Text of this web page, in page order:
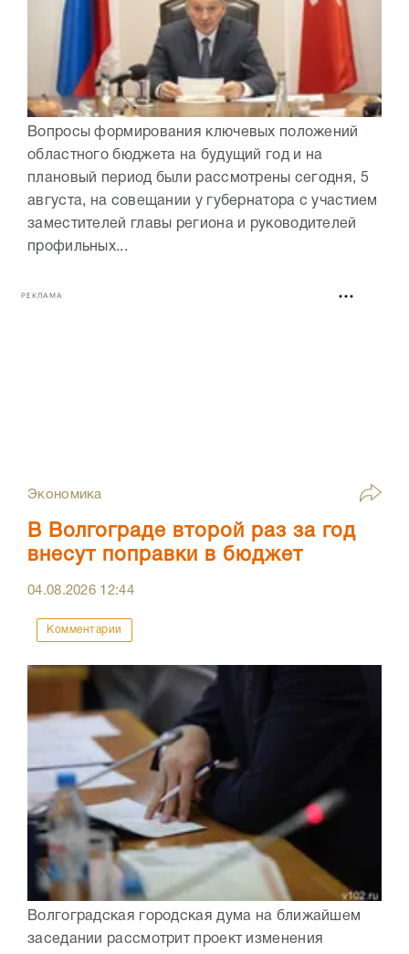
Вопросы формирования ключевых положений
областного бюджета на будущий год и на
плановый период были рассмотрены сегодня, 5
августа, на совещании у губернатора с участием
заместителей главы региона и руководителей
профильных...
РЕКЛАМА
Экономика
В Волгограде второй раз за год
внесут поправки в бюджет
04.08.2026 12:44
Комментарии
Волгоградская городская дума на ближайшем
заседании рассмотрит проект изменения